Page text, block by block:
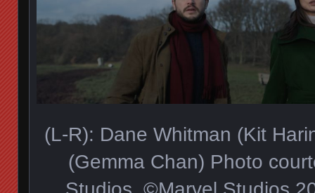
(L-R): Dane Whitman (Kit
(Gemma Chan) Photo